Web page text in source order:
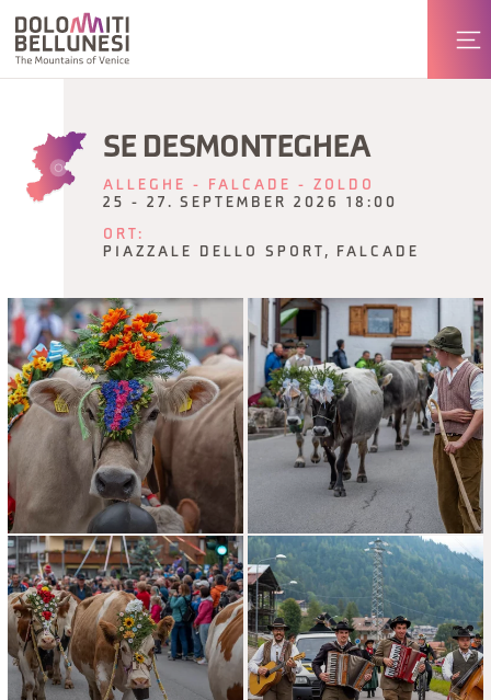
SE DESMONTEGHEA
ALLEGHE - FALCADE - ZOLDO
25 - 27. SEPTEMBER 2026 18:00
ORT:
PIAZZALE DELLO SPORT, FALCADE